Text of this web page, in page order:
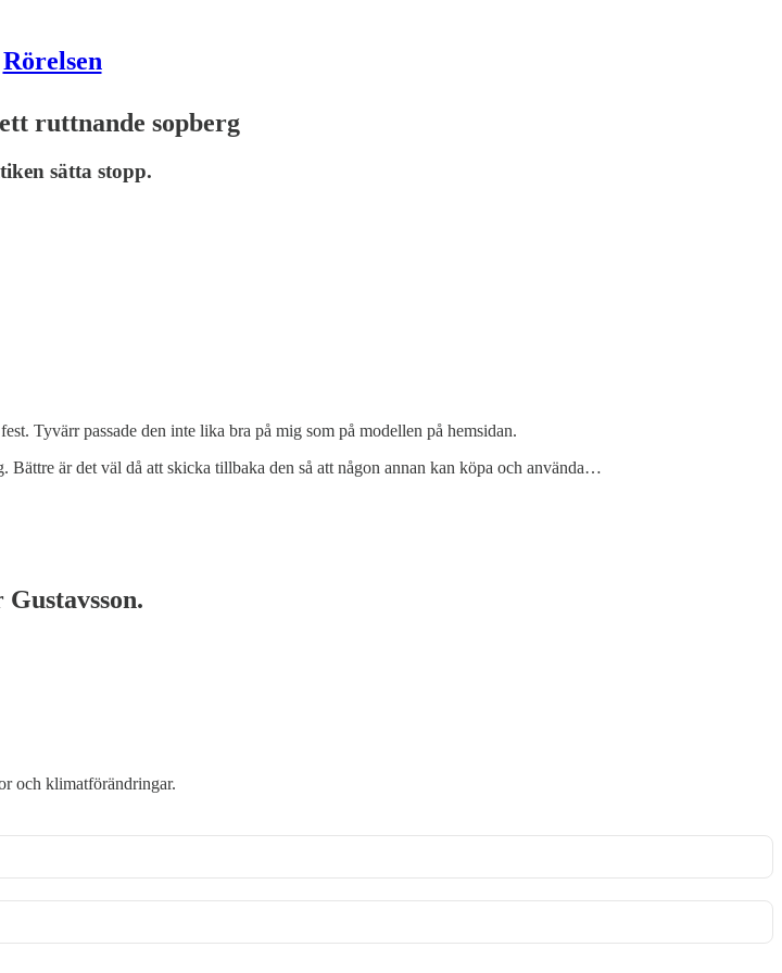
Rörelsen
ruttnande sopberg
sätta stopp.
Tyvärr passade den inte lika bra på mig som på modellen på hemsidan.
är det väl då att skicka tillbaka den så att någon annan kan köpa och använda…
och klimatförändringar.